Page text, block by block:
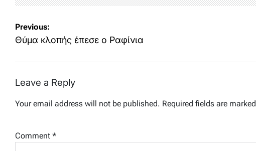
Post
navigation
Previous:
Θύμα κλοπής έπεσε ο Ραφίνια
Leave a Reply
Your email address will not be published. Required fields are marked
Comment *